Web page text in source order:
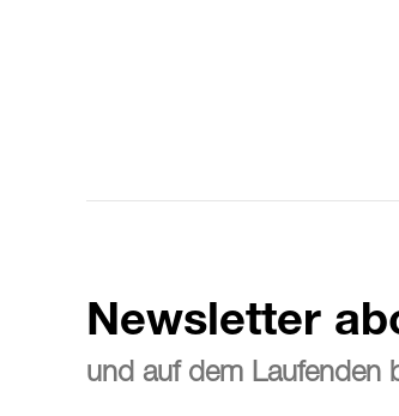
Newsletter
und auf dem Laufenden